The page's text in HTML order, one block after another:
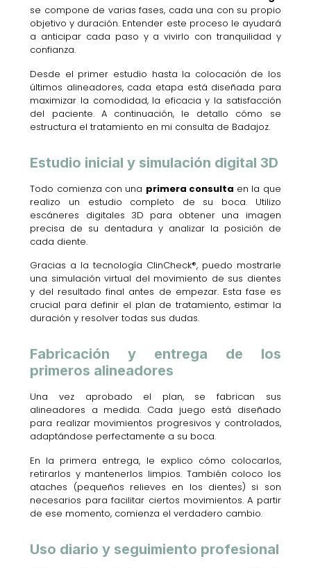
se compone de varias fases, cada una con su propio
objetivo y duración. Entender este proceso le ayudará
a anticipar cada paso y a vivirlo con tranquilidad y
confianza.
Desde el primer estudio hasta la colocación de los
últimos alineadores, cada etapa está diseñada para
maximizar la comodidad, la eficacia y la satisfacción
del paciente. A continuación, le detallo cómo se
estructura el tratamiento en mi consulta de Badajoz.
Estudio inicial y simulación digital 3D
Todo comienza con una primera consulta en la que
realizo un estudio completo de su boca. Utilizo
escáneres digitales 3D para obtener una imagen
precisa de su dentadura y analizar la posición de
cada diente.
Gracias a la tecnología ClinCheck®, puedo mostrarle
una simulación virtual del movimiento de sus dientes
y del resultado final antes de empezar. Esta fase es
crucial para definir el plan de tratamiento, estimar la
duración y resolver todas sus dudas.
Fabricación y entrega de los
primeros alineadores
Una vez aprobado el plan, se fabrican sus
alineadores a medida. Cada juego está diseñado
para realizar movimientos progresivos y controlados,
adaptándose perfectamente a su boca.
En la primera entrega, le explico cómo colocarlos,
retirarlos y mantenerlos limpios. También coloco los
ataches (pequeños relieves en los dientes) si son
necesarios para facilitar ciertos movimientos. A partir
de ese momento, comienza el verdadero cambio.
Uso diario y seguimiento profesional